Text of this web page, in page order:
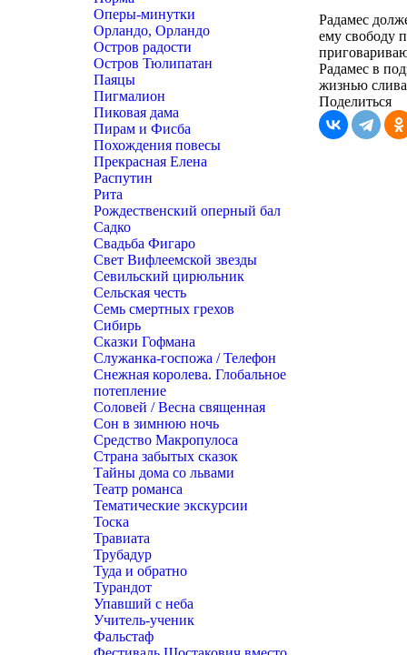
Оперы-минутки
Орландо, Орландо
Остров радости
Остров Тюлипатан
Паяцы
Пигмалион
Пиковая дама
Пирам и Фисба
Похождения повесы
Прекрасная Елена
Распутин
Рита
Рождественский оперный бал
Садко
Свадьба Фигаро
Свет Вифлеемской звезды
Севильский цирюльник
Сельская честь
Семь смертных грехов
Сибирь
Сказки Гофмана
Служанка-госпожа / Телефон
Снежная королева. Глобальное
потепление
Соловей / Весна священная
Сон в зимнюю ночь
Средство Макропулоса
Страна забытых сказок
Тайны дома со львами
Театр романса
Тематические экскурсии
Тоска
Травиата
Трубадур
Туда и обратно
Турандот
Упавший с неба
Учитель-ученик
Фальстаф
Радамес
ему свободу
Радамес в
жизнью
Поделиться